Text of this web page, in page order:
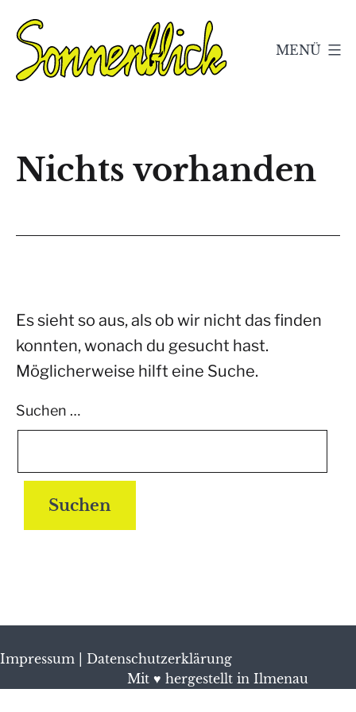
Inhalt
springen
Geschwenda
MENÜ
Nichts vorhanden
Es sieht so aus, als ob wir nicht das finden
konnten, wonach du gesucht hast.
Möglicherweise hilft eine Suche.
Suchen …
Impressum
Datenschutzerklärung
Mit ♥ hergestellt in Ilmenau